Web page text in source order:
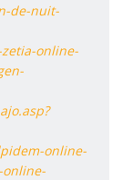
de-nuit-
online-
online-